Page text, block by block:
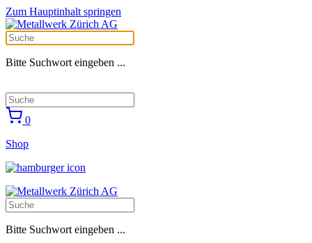
Zum Hauptinhalt springen
Bitte Suchwort eingeben ...
0
Shop
Bitte Suchwort eingeben ...